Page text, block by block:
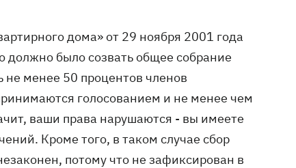
дома» от 29 ноября 2001 года
было созвать общее собрание
менее 50 процентов членов
голосованием и не менее чем
ваши права нарушаются - вы имеете
Кроме того, в таком случае сбор
потому что не зафиксирован в